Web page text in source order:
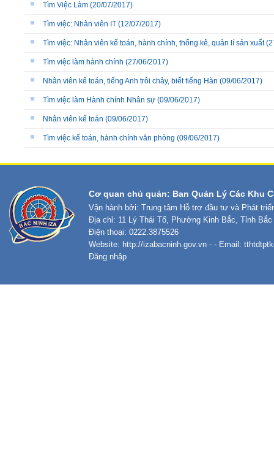
Tìm Việc Làm (20/07/2017)
Tìm việc: Nhân viên IT (12/07/2017)
Tìm việc: Nhân viên kế toán, hành chính, thống kê, quản lí sản xuất
Tìm việc làm hành chính (27/06/2017)
Nhân viên kế toán, tiếng Anh trôi chảy, biết tiếng Hàn (09/06/2017)
Tìm việc làm Hành chính Nhân sự (09/06/2017)
Nhân viên kế toán (09/06/2017)
Tìm việc kế toán, hành chính văn phòng (09/06/2017)
Cơ quan chủ quản: Ban Quản Lý Các Khu
Vận hành bởi: Trung tâm Hỗ trợ đầu tư và Phát
Địa chỉ: 11 Lý Thái Tổ, Phường Kinh Bắc, Tỉnh Bắc
Điện thoại: 0222.3875526
Website: http://izabacninh.gov.vn - - Email:
Đăng nhập